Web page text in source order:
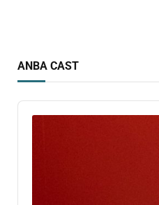
ANBA CAST
Audio
Player